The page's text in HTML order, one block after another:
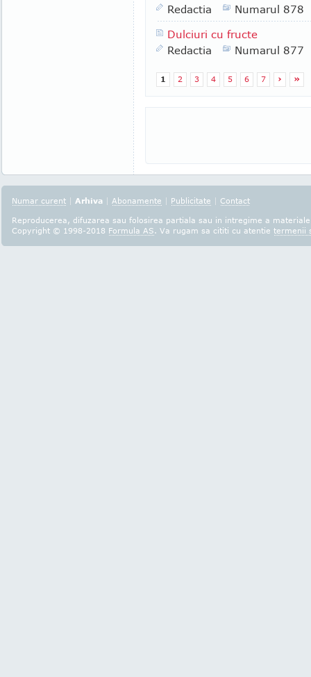
Redactia
Numarul 878
Dulciuri cu fructe
Redactia
Numarul 877
1 2 3 4 5 6 7 › »
Numar curent | Arhiva | Abonamente | Publicitate | Contact
Reproducerea, difuzarea sau folosirea partiala sau in intregime a
Copyright © 1998-2018 Formula AS. Va rugam sa cititi cu atentie termenii